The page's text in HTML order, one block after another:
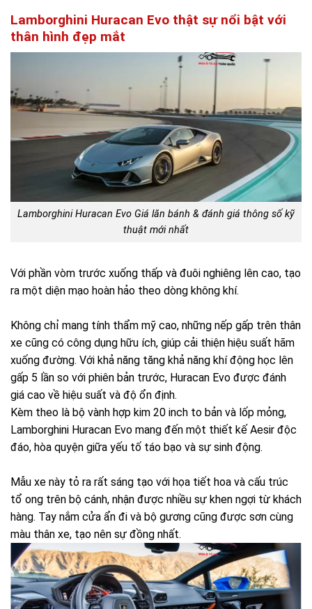
Lamborghini Huracan Evo thật sự nổi bật với
thân hình đẹp mắt
Lamborghini Huracan Evo Giá lăn bánh & đánh giá thông số kỹ
thuật mới nhất
Với phần vòm trước xuống thấp và đuôi nghiêng lên cao, tạo
ra một diện mạo hoàn hảo theo dòng không khí.
Không chỉ mang tính thẩm mỹ cao, những nếp gấp trên thân
xe cũng có công dụng hữu ích, giúp cải thiện hiệu suất hãm
xuống đường. Với khả năng tăng khả năng khí động học lên
gấp 5 lần so với phiên bản trước, Huracan Evo được đánh
giá cao về hiệu suất và độ ổn định.
Kèm theo là bộ vành hợp kim 20 inch to bản và lốp mỏng,
Lamborghini Huracan Evo mang đến một thiết kế Aesir độc
đáo, hòa quyện giữa yếu tố táo bạo và sự sinh động.
Mẫu xe này tỏ ra rất sáng tạo với họa tiết hoa và cấu trúc
tổ ong trên bộ cánh, nhận được nhiều sự khen ngợi từ khách
hàng. Tay nắm cửa ẩn đi và bộ gương cũng được sơn cùng
màu thân xe, tạo nên sự đồng nhất.